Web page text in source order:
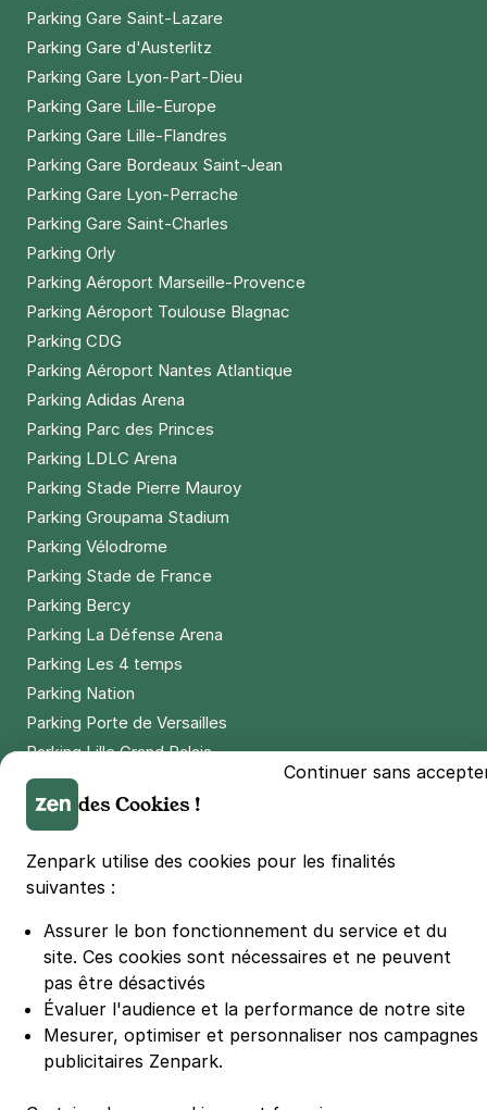
Parking Gare Saint-Lazare
Parking Gare d'Austerlitz
Parking Gare Lyon-Part-Dieu
Parking Gare Lille-Europe
Parking Gare Lille-Flandres
Parking Gare Bordeaux Saint-Jean
Parking Gare Lyon-Perrache
Parking Gare Saint-Charles
Parking Orly
Parking Aéroport Marseille-Provence
Parking Aéroport Toulouse Blagnac
Parking CDG
Parking Aéroport Nantes Atlantique
Parking Adidas Arena
Parking Parc des Princes
Parking LDLC Arena
Parking Stade Pierre Mauroy
Parking Groupama Stadium
Parking Vélodrome
Parking Stade de France
Parking Bercy
Parking La Défense Arena
Parking Les 4 temps
Parking Nation
Parking Porte de Versailles
Parking Lille Grand Palais
Parking Euralille
Parking Casino Barrière Lille
🌍 Passer de 130 à 110 km/h sur autoroute réduit votre
© Zenpark 2012 - 2026 - Tous droits réservés - Fabriqué avec soin à
Rennes et Paris
Continuer sans
des Cookies !
Zenpark utilise des cookies pour les finalités
suivantes :
Assurer le bon fonctionnement du service et du
site. Ces cookies sont nécessaires et ne peuvent
pas être désactivés
Évaluer l'audience et la performance de notre site
Mesurer, optimiser et personnaliser nos campagnes
publicitaires Zenpark.